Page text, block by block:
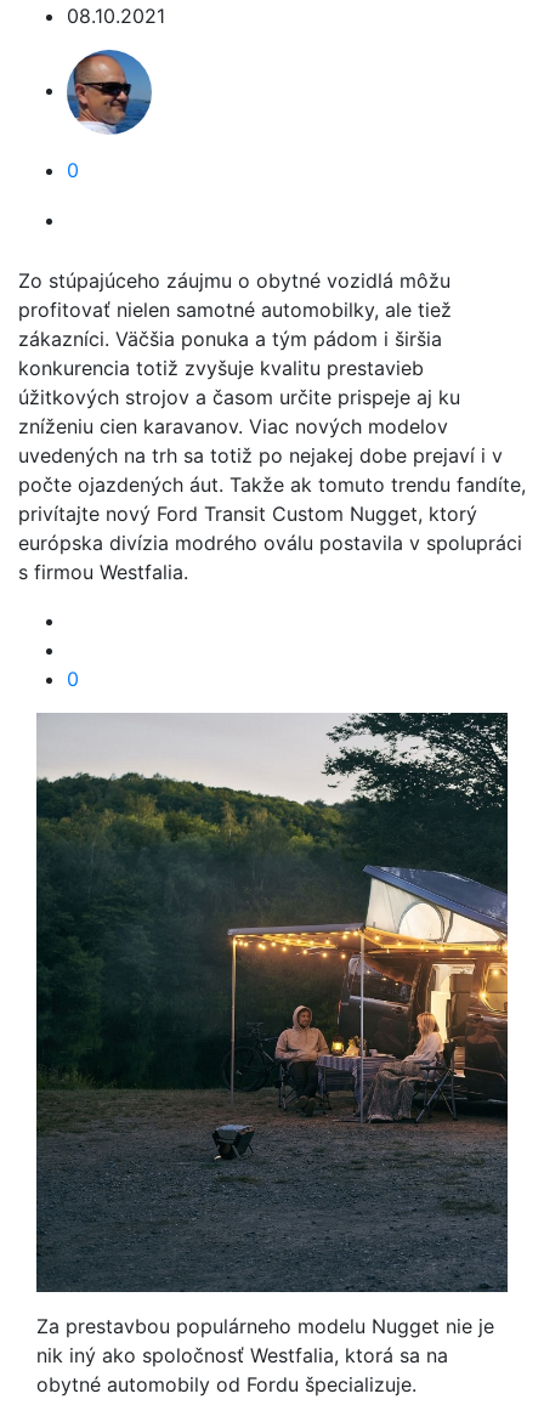
08.10.2021
0
Zo stúpajúceho záujmu o obytné vozidlá môžu
profitovať nielen samotné automobilky, ale tiež
zákazníci. Väčšia ponuka a tým pádom i širšia
konkurencia totiž zvyšuje kvalitu prestavieb
úžitkových strojov a časom určite prispeje aj ku
zníženiu cien karavanov. Viac nových modelov
uvedených na trh sa totiž po nejakej dobe prejaví i v
počte ojazdených áut. Takže ak tomuto trendu fandíte,
privítajte nový Ford Transit Custom Nugget, ktorý
európska divízia modrého oválu postavila v spolupráci
s firmou Westfalia.
0
Za prestavbou populárneho modelu Nugget nie je
nik iný ako spoločnosť Westfalia, ktorá sa na
obytné automobily od Fordu špecializuje.